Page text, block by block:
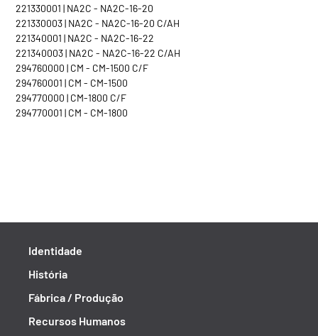
221330001 | NA2C - NA2C-16-20
221330003 | NA2C - NA2C-16-20 C/AH
221340001 | NA2C - NA2C-16-22
221340003 | NA2C - NA2C-16-22 C/AH
294760000 | CM - CM-1500 C/F
294760001 | CM - CM-1500
294770000 | CM-1800 C/F
294770001 | CM - CM-1800
Identidade
História
Fábrica / Produção
Recursos Humanos